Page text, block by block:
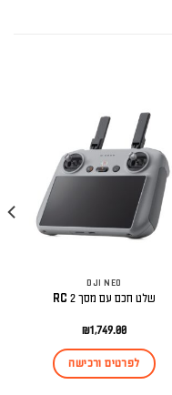
DJI NEO
שלט חכם עם מסך RC 2
₪1,749.00
לפרטים ורכישה